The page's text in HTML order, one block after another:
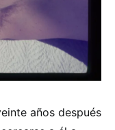
años después